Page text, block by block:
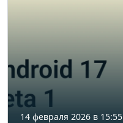
14 февраля 2026 в 15:55